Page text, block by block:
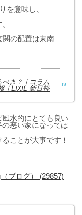
を意味し、
関の配置は東南
き？｜コラム
｜LIXIL 新日軽
水的にとても良い
悪い家になっては
ことが大事です！